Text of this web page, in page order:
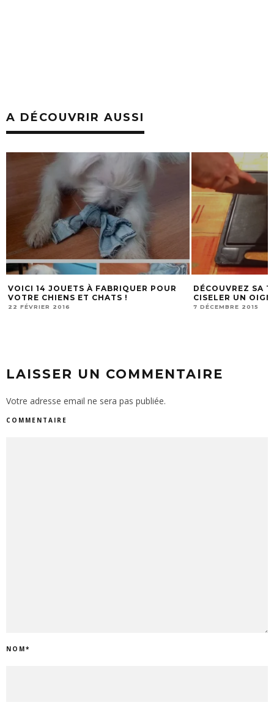
A DÉCOUVRIR AUSSI
POUR
DÉCOUVREZ SA TECHNIQUE POUR
CISELER UN OIGNON SANS PLEURER
7 DÉCEMBRE 2015 20
LAISSER UN COMMENTAIRE
Votre adresse email ne sera pas publiée.
COMMENTAIRE
NOM*